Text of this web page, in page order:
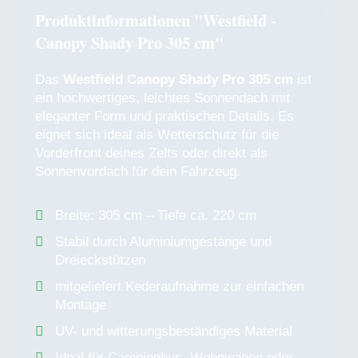
Produktinformationen "Westfield -
Canopy Shady Pro 305 cm"
Das Westfield Canopy Shady Pro 305 cm ist
ein hochwertiges, leichtes Sonnendach mit
eleganter Form und praktischen Details. Es
eignet sich ideal als Wetterschutz für die
Vorderfront deines Zelts oder direkt als
Sonnenvordach für dein Fahrzeug.
Breite: 305 cm – Tiefe ca. 220 cm
Stabil durch Aluminiumgestänge und
Dreieckstützen
mitgeliefert Kederaufnahme zur einfachen
Montage
UV- und witterungsbeständiges Material